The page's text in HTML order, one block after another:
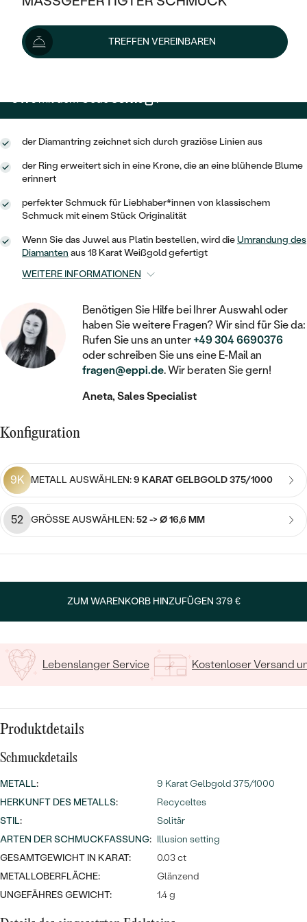
KLASSISCH
MEMOIRE
V-FORM
VINTAGE
AUSSERGEWÖHNLICHE
GEHÄMMERTE
VON HAND GRAVIERTE
MIT FÜLLUNG
IM SET
Meistverkaufte
Eheringe
MIT MEHREREN DIAMANTEN
HALO
VINTAGE
AUSSERGEWÖHNLICH
WÄHLE EINEN RING
LAB GROWN DIAMANTEN ZUM
EINFASSEN
FARBIGE DIAMANTEN ZUM EINFASSEN
MIT LAB GROWN DIAMANT
MIT MOISSANIT
MIT FARBIGEN DIAMANTEN
MIT SCHWARZEN DIAMANTEN
MIT EDELSTEIN
GOLD
PLATIN
SILBER
AUSVERKAUF
WENN SCHMUCK HILFT
NACH TYP
RINGE
ANHÄNGER / KETTEN
SCHMUCK FÜR KINDER
BROSCHEN
SCHMUCKZUBEHÖR
NACH MATERIAL
GOLD
SILBER
PLATIN
DIAMANTSCHMUCK
SCHMUCK MIT LAB GROWN
PERLENSCHMUCK
PERSONALISIERT
SYMBOLISCH
MINIMALISTISCH
NACH ANLASS
PLATIN
OHRSTECKER
MINIMALISTISCHE
OHRHÄNGER
SOLITÄR
HERZ
KINDER
PIERCINGS
MIT DIAMANT
PERLENOHRRINGE
NACH PREIS
LUXURIÖSE
GOLD
SILBER
SOLITÄR
ZUR GEBURT EINES KINDES
MIT STERNZEICHEN
MEDAILLON
KETTEN
HERZKETTEN
MIT TIEREN
NACH EDELSTEIN
MIT DIAMANT
MIT EDELSTEIN
LUXURIÖSE
AUSVERKAUF
GOLD
SILBER
PLATIN
NACH STYL
MEMOIRE
MINIMALISTISCHE
STATEMENT
SIEGELRINGE
PERSONALISIERT
MIT EDELSTEIN
PERLENRINGE
NACH PREIS
PREISWERTE
LUXURIÖSE
TREFFEN VEREINBAREN
379 €
Wir liefern den Schmuck innerhalb von 3 - 4 Wochen.
Lieferoptionen
341 €mit dem CodeSUN10 .
der Diamantring zeichnet sich durch graziöse Linien aus
der Ring erweitert sich in eine Krone, die an eine blühende Blume
erinnert
perfekter Schmuck für Liebhaber*innen von klassischem
Schmuck mit einem Stück Originalität
Wenn Sie das Juwel aus Platin bestellen, wird dieUmrandung des
Diamanten aus 18 Karat Weißgold gefertigt
WEITERE INFORMATIONEN
Benötigen Sie Hilfe bei Ihrer Auswahl oder
haben Sie weitere Fragen? Wir sind für Sie da:
Rufen Sie uns an unter+49 304 6690376
oder schreiben Sie uns eine E-Mail an
fragen@eppi.de. Wir beraten Sie gern!
Aneta, Sales Specialist
Konfiguration
9K METALL AUSWÄHLEN:9 KARAT GELBGOLD 375/1000
52 GRÖSSE AUSWÄHLEN:52 -> Ø 16,6 MM
ZUM WARENKORB HINZUFÜGEN 379 €
Lebenslanger Service Kostenloser Versand
Produktdetails
Schmuckdetails
METALL:
9 Karat Gelbgold 375/1000
HERKUNFT DES METALLS:
Recyceltes
STIL:
Solitär
ARTEN DER SCHMUCKFASSUNG: Illusion setting
GESAMTGEWICHT IN KARAT:
0.03 ct
METALLOBERFLÄCHE:
Glänzend
UNGEFÄHRES GEWICHT:
1.4 g